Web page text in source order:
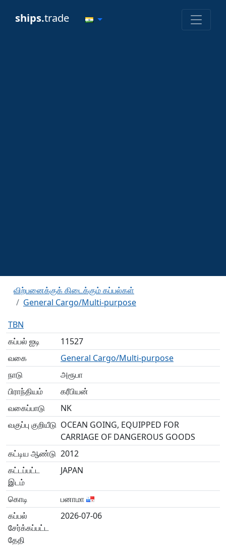
ships.trade
விற்பனைக்குக் கிடைக்கும் கப்பல்கள்
General Cargo/Multi-purpose
TBN
கப்பல் ஐடி
11527
வகை
General Cargo/Multi-purpose
நாடு
அரூபா
பிராந்தியம்
கரீபியன்
வகைப்பாடு
NK
வகுப்பு குறியீடு OCEAN GOING, EQUIPPED FOR
CARRIAGE OF DANGEROUS GOODS
கட்டிய ஆண்டு 2012
கட்டப்பட்ட
இடம்
JAPAN
கொடி
பனாமா
கப்பல்
சேர்க்கப்பட்ட
தேதி
2026-07-06